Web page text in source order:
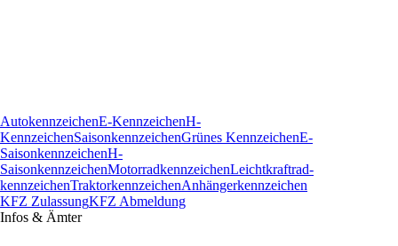
AutokennzeichenE-KennzeichenH-
KennzeichenSaisonkennzeichenGrünes KennzeichenE-
SaisonkennzeichenH-
SaisonkennzeichenMotorradkennzeichenLeichtkraftrad­
kennzeichenTraktorkennzeichenAnhängerkennzeichen
KFZ ZulassungKFZ Abmeldung
Infos & Ämter